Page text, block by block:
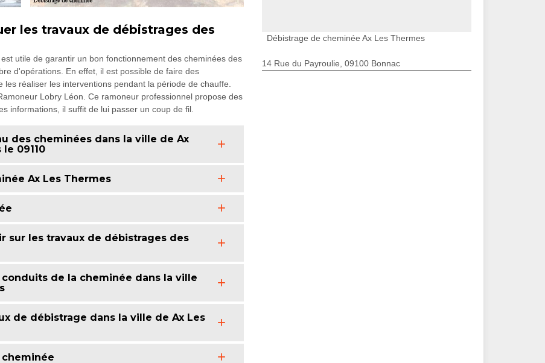
les travaux de débistrages des
utile de garantir un bon fonctionnement des cheminées des
d'opérations. En effet, il est possible de faire des
réaliser les interventions pendant la période de chauffe.
Lobry Léon. Ce ramoneur professionnel propose des
informations, il suffit de lui passer un coup de fil.
des cheminées dans la ville de Ax
09110
Ax Les Thermes
sur les travaux de débistrages des
de la cheminée dans la ville
de débistrage dans la ville de Ax Les
Débistrage de cheminée Ax Les Thermes
14 Rue du Payroulie, 09100 Bonnac